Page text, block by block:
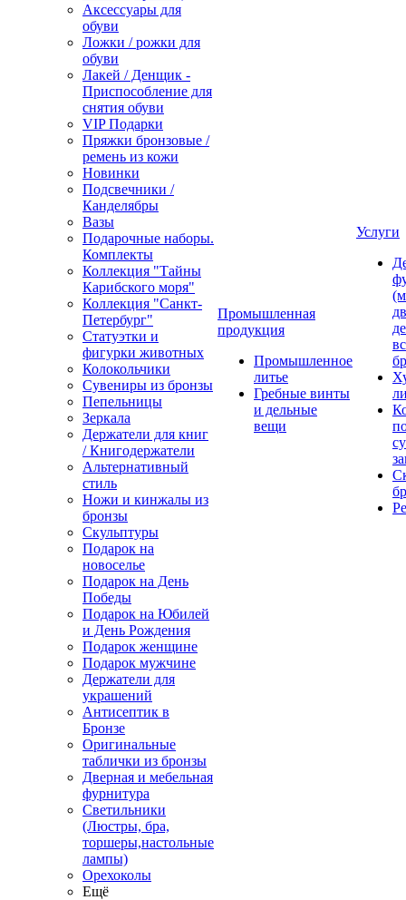
Аксессуары для
обуви
Ложки / рожки для
обуви
Лакей / Денщик -
Приспособление для
снятия обуви
VIP Подарки
Пряжки бронзовые /
ремень из кожи
Новинки
Подсвечники /
Канделябры
Вазы
Подарочные наборы.
Комплекты
Коллекция "Тайны
Карибского моря"
Коллекция "Санкт-
Петербург"
Статуэтки и
фигурки животных
Колокольчики
Сувениры из бронзы
Пепельницы
Зеркала
Держатели для книг
/ Книгодержатели
Альтернативный
стиль
Ножи и кинжалы из
бронзы
Скульптуры
Подарок на
новоселье
Подарок на День
Победы
Подарок на Юбилей
и День Рождения
Подарок женщине
Подарок мужчине
Держатели для
украшений
Антисептик в
Бронзе
Оригинальные
таблички из бронзы
Дверная и мебельная
фурнитура
Светильники
(Люстры, бра,
торшеры,настольные
лампы)
Орехоколы
Ещё
Промышленная
продукция
Промышленное
литье
Гребные винты
и дельные
вещи
Услуги